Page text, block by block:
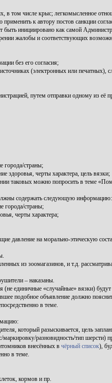
том числе крыс; легкомысленное
к автору постов санкции
инициировано как самой
жалобы и соответствующих
без его согласия;
(электронных или печатных),
путем отправки одному из её
города/страны;
здоровья, черты характера, цель вязки;
таковых можно попросить в теме
содержать следующую информацию:
города/страны;
черты характера;
давление на морально-этическую
из зоомагазинов, и т.д.
– наказаны.
единичные «случайные» вязки)
объявление должно
в теме.
который разыскивается, цель
разновидность/тип шерсти)
внесённых в чёрный список),
в теме.
кормов и пр.